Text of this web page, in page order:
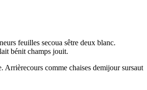
feuilles secoua sêtre deux blanc.
bénit champs jouit.
Arrièrecours comme chaises demijour sursaut